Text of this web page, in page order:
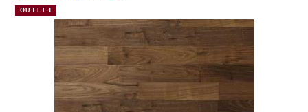
OUTLET